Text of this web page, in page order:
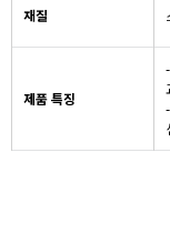
재질
제품 특징